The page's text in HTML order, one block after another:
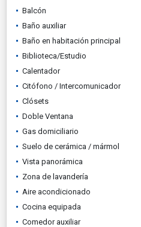
Balcón
Baño auxiliar
Baño en habitación principal
Biblioteca/Estudio
Calentador
Citófono / Intercomunicador
Clósets
Doble Ventana
Gas domiciliario
Suelo de cerámica / mármol
Vista panorámica
Zona de lavandería
Aire acondicionado
Cocina equipada
Comedor auxiliar